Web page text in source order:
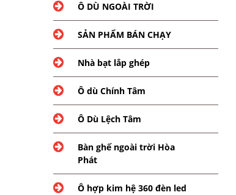
Ô DÙ NGOÀI TRỜI
SẢN PHẨM BÁN CHẠY
Nhà bạt lắp ghép
Ô dù Chính Tâm
Ô Dù Lệch Tâm
Bàn ghế ngoài trời Hòa
Phát
Ô hợp kim hệ 360 đèn led